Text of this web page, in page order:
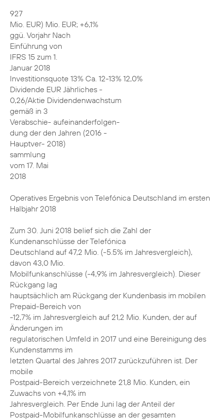
927
Mio. EUR) Mio. EUR; +6,1%
ggü. Vorjahr Nach
Einführung von
IFRS 15 zum 1.
Januar 2018
Investitionsquote 13% Ca. 12-13% 12,0%
Dividende EUR Jährliches -
0,26/Aktie Dividendenwachstum
gemäß in 3
Verabschie- aufeinanderfolgen-
dung der den Jahren (2016 -
Hauptver- 2018)
sammlung
vom 17. Mai
2018
Operatives Ergebnis von Telefónica Deutschland im ersten
Halbjahr 2018
Zum 30. Juni 2018 belief sich die Zahl der
Kundenanschlüsse der Telefónica
Deutschland auf 47,2 Mio. (-5.5% im Jahresvergleich),
davon 43,0 Mio.
Mobilfunkanschlüsse (-4,9% im Jahresvergleich). Dieser
Rückgang lag
hauptsächlich am Rückgang der Kundenbasis im mobilen
Prepaid-Bereich von
-12,7% im Jahresvergleich auf 21,2 Mio. Kunden, der auf
Änderungen im
regulatorischen Umfeld in 2017 und eine Bereinigung des
Kundenstamms im
letzten Quartal des Jahres 2017 zurückzuführen ist. Der
mobile
Postpaid-Bereich verzeichnete 21,8 Mio. Kunden, ein
Zuwachs von +4,1% im
Jahresvergleich. Per Ende Juni lag der Anteil der
Postpaid-Mobilfunkanschlüsse an der gesamten